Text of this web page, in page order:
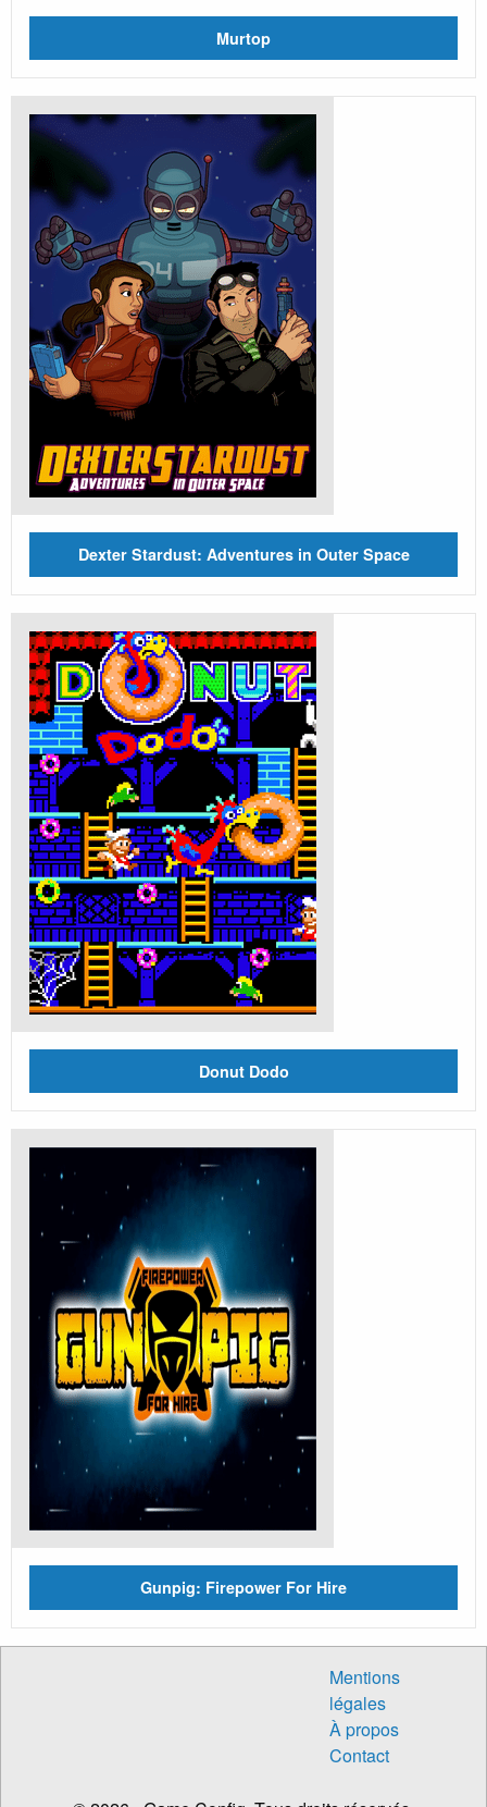
Murtop
Dexter Stardust: Adventures in Outer Space
Donut Dodo
Gunpig: Firepower For Hire
Mentions
légales
À propos
Contact